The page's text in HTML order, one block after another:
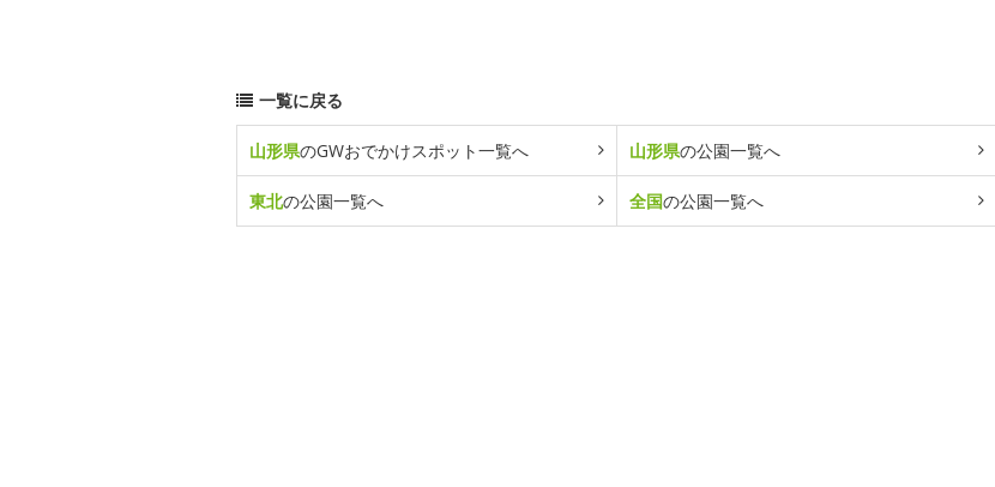
一覧に戻る
山形県のGWおでかけスポット一覧へ 山形県の公園一覧へ
東北の公園一覧へ 全国の公園一覧へ